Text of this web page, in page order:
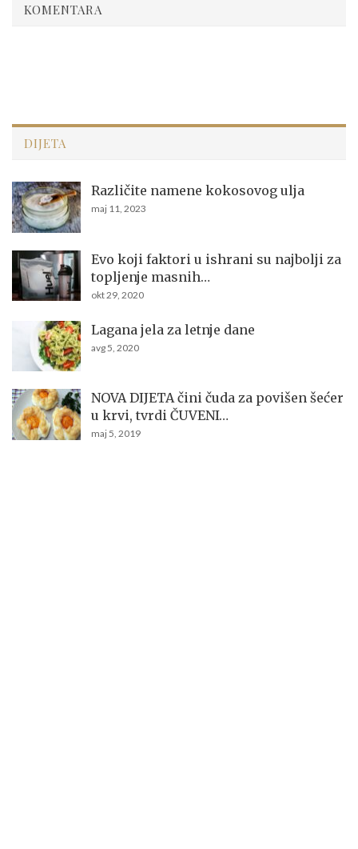
KOMENTARA
DIJETA
Različite namene kokosovog ulja
maj 11, 2023
Evo koji faktori u ishrani su najbolji za
topljenje masnih…
okt 29, 2020
Lagana jela za letnje dane
avg 5, 2020
NOVA DIJETA čini čuda za povišen šećer
u krvi, tvrdi ČUVENI…
maj 5, 2019